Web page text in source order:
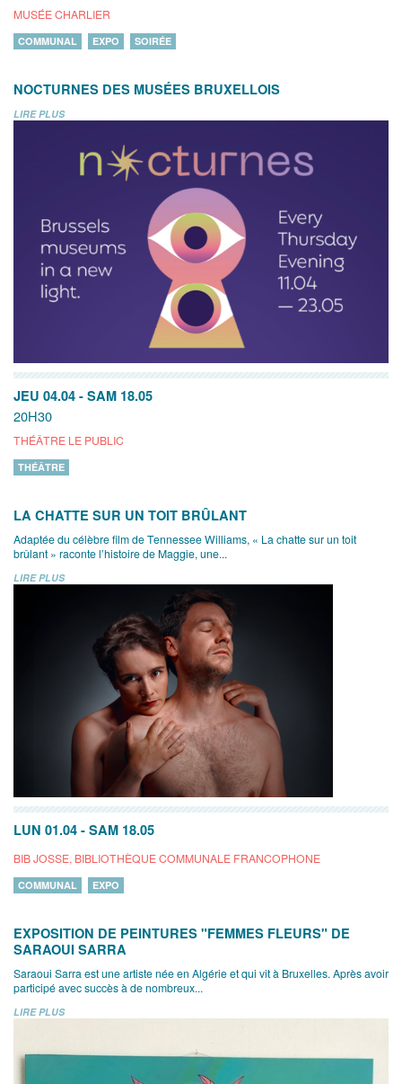
MUSÉE CHARLIER
COMMUNAL EXPO SOIRÉE
NOCTURNES DES MUSÉES BRUXELLOIS
LIRE PLUS
JEU 04.04 - SAM 18.05
20H30
THÉÂTRE LE PUBLIC
THÉÂTRE
LA CHATTE SUR UN TOIT BRÛLANT
Adaptée du célèbre film de Tennessee Williams, « La chatte sur un toit
brûlant » raconte l’histoire de Maggie, une...
LIRE PLUS
LUN 01.04 - SAM 18.05
BIB JOSSE, BIBLIOTHÈQUE COMMUNALE FRANCOPHONE
COMMUNAL EXPO
EXPOSITION DE PEINTURES "FEMMES FLEURS" DE
SARAOUI SARRA
Saraoui Sarra est une artiste née en Algérie et qui vit à Bruxelles. Après avoir
participé avec succès à de nombreux...
LIRE PLUS